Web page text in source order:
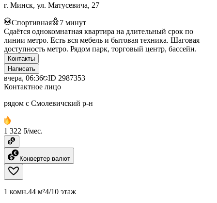
г. Минск, ул. Матусевича, 27
Спортивная 7 минут
Сдаётся однокомнатная квартира на длительный срок по
линии метро. Есть вся мебель и бытовая техника. Шаговая
доступность метро. Рядом парк, торговый центр, бассейн.
Контакты
Написать
вчера, 06:36 ID 2987353
Контактное лицо
рядом с Смолевичский р-н
1 322 ƃ/мес.
Конвертер валют
1 комн.44 м²4/10 этаж